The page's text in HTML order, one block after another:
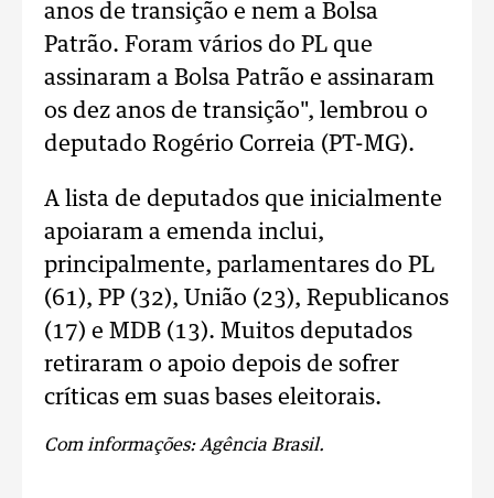
anos de transição e nem a Bolsa
Patrão. Foram vários do PL que
assinaram a Bolsa Patrão e assinaram
os dez anos de transição", lembrou o
deputado Rogério Correia (PT-MG).
A lista de deputados que inicialmente
apoiaram a emenda inclui,
principalmente, parlamentares do PL
(61), PP (32), União (23), Republicanos
(17) e MDB (13). Muitos deputados
retiraram o apoio depois de sofrer
críticas em suas bases eleitorais.
Com informações: Agência Brasil.